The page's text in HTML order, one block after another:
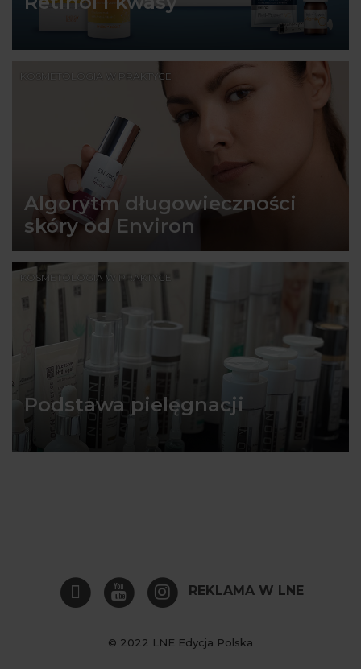
KOSMETOLOGIA W PRAKTYCE
Algorytm długowieczności
skóry od Environ
KOSMETOLOGIA W PRAKTYCE
Podstawa pielęgnacji
REKLAMA W LNE
© 2022 LNE Edycja Polska